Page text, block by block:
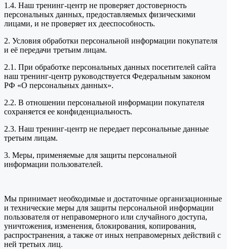
1.4. Наш тренинг-центр не проверяет достоверность
персональных данных, предоставляемых физическими
лицами, и не проверяет их дееспособность.
2. Условия обработки персональной информации покупателя
и её передачи третьим лицам.
2.1. При обработке персональных данных посетителей сайта
наш тренинг-центр руководствуется Федеральным законом
РФ «О персональных данных».
2.2. В отношении персональной информации покупателя
сохраняется ее конфиденциальность.
2.3. Наш тренинг-центр не передает персональные данные
третьим лицам.
3. Меры, применяемые для защиты персональной
информации пользователей.
Мы принимает необходимые и достаточные организационные
и технические меры для защиты персональной информации
пользователя от неправомерного или случайного доступа,
уничтожения, изменения, блокирования, копирования,
распространения, а также от иных неправомерных действий с
ней третьих лиц.